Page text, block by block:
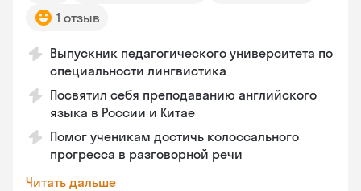
1 отзыв
Выпускник педагогического университета по
специальности лингвистика
Посвятил себя преподаванию английского
языка в России и Китае
Помог ученикам достичь колоссального
прогресса в разговорной речи
Читать дальше